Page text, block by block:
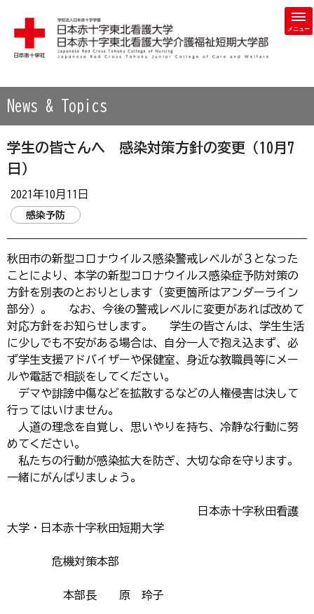
学校法人 日本赤十字学園 日本赤十字東北看護大学・日本赤
News & Topics
学生の皆さんへ 感染対策方針の変更（10月7
日）
2021年10月11日
感染予防
秋田市の新型コロナウイルス感染警戒レベルが３となった
ことにより、本学の新型コロナウイルス感染症予防対策の
方針を別表のとおりとします（変更箇所はアンダーライン
部分）。 なお、今後の警戒レベルに変更があれば改めて
対応方針をお知らせします。 学生の皆さんは、学生生活
に少しでも不安がある場合は、自分一人で抱え込まず、必
ず学生支援アドバイザーや保健室、身近な教職員等にメー
ルや電話で相談をしてください。
デマや誹謗中傷などを拡散するなどの人権侵害は決して
行ってはいけません。
人道の理念を自覚し、思いやりを持ち、冷静な行動に努
めてください。
私たちの行動が感染拡大を防ぎ、大切な命を守ります。
一緒にがんばりましょう。
日本赤十字秋田看護
大学・日本赤十字秋田短期大学
危機対策本部
本部長 原 玲子